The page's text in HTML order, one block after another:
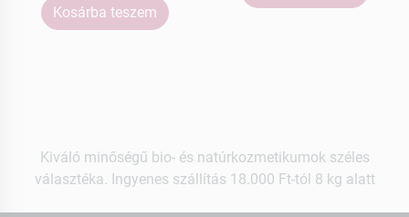
Kosárba teszem
Kiváló minőségű bio- és natúrkozmetikumok széles
választéka. Ingyenes szállítás 18.000 Ft-tól 8 kg alatt